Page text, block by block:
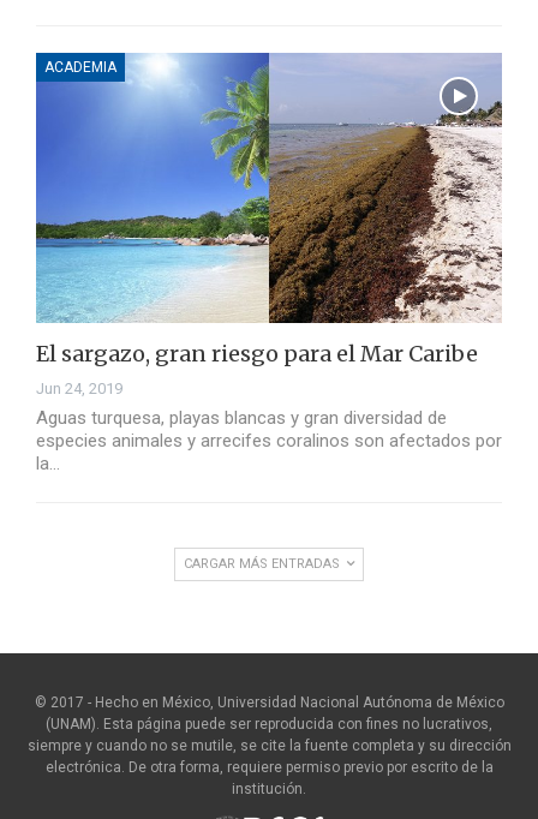
ACADEMIA
El sargazo, gran riesgo para el Mar Caribe
Jun 24, 2019
Aguas turquesa, playas blancas y gran diversidad de
especies animales y arrecifes coralinos son afectados por
la…
CARGAR MÁS ENTRADAS
© 2017 - Hecho en México, Universidad Nacional Autónoma de México
(UNAM). Esta página puede ser reproducida con fines no lucrativos,
siempre y cuando no se mutile, se cite la fuente completa y su dirección
electrónica. De otra forma, requiere permiso previo por escrito de la
institución.